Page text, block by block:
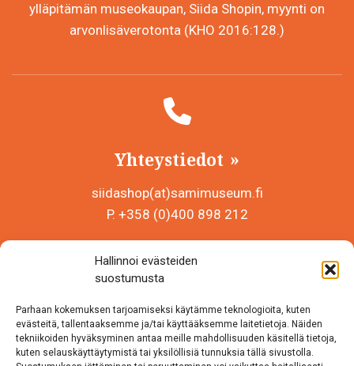
Hallinnoi evästeiden
suostumusta
Parhaan kokemuksen tarjoamiseksi käytämme teknologioita, kuten
evästeitä, tallentaaksemme ja/tai käyttääksemme laitetietoja. Näiden
tekniikoiden hyväksyminen antaa meille mahdollisuuden käsitellä tietoja,
kuten selauskäyttäytymistä tai yksilöllisiä tunnuksia tällä sivustolla.
ylläpitämän museokaupan, Siida Shopin, myynti on
arvonlisäverotonta (KHO 2016:128.)
Yhteystiedot
siidashop(at)samimuseum.fi
P. +358 (0)400 898 212
Y-tunnus 0625907-2
Inarintie 46
99870 Inari